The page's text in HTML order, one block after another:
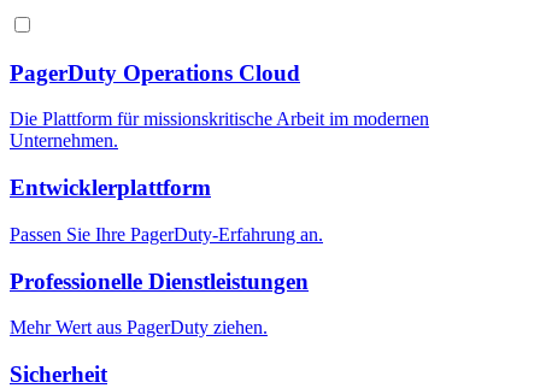
PagerDuty Operations Cloud
Die Plattform für missionskritische Arbeit im modernen
Unternehmen.
Entwicklerplattform
Passen Sie Ihre PagerDuty-Erfahrung an.
Professionelle Dienstleistungen
Mehr Wert aus PagerDuty ziehen.
Sicherheit